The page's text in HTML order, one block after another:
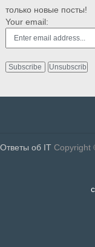
только новые посты!
Your email:
Ответы об IT Copyright